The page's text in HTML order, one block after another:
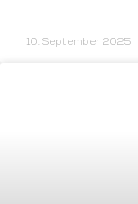
10. September 2025